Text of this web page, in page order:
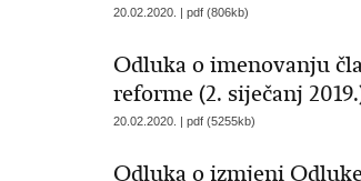
20.02.2020. | pdf (806kb)
Odluka o imenovanju
reforme (2. siječanj
20.02.2020. | pdf (5255kb)
Odluka o izmjeni